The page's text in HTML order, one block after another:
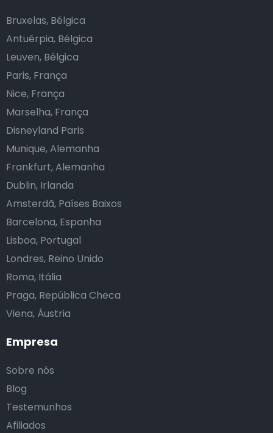
Empresa
Sobre nós
Blog
Testemunhos
Afiliados
Bruxelas, Bélgica
Antuérpia, Bélgica
Leuven, Bélgica
Paris, França
Nice, França
Marselha, França
Disneyland Paris
Munique, Alemanha
Frankfurt, Alemanha
Dublin, Irlanda
Amsterdã, Países Baixos
Barcelona, Espanha
Lisboa, Portugal
Londres, Reino Unido
Roma, Itália
Praga, República Checa
Viena, Áustria